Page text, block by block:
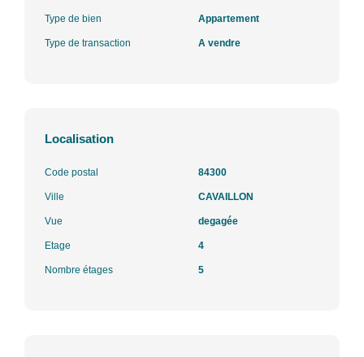
Type de bien Appartement
Type de transaction A vendre
Localisation
Code postal 84300
Ville CAVAILLON
Vue degagée
Etage 4
Nombre étages 5